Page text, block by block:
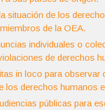
situación de los
de la OEA.
individuales o
de derechos
in loco para observar
los derechos humanos
públicas para